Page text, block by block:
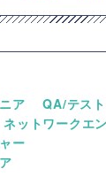
ア
QA/テス
ネットワークエ
ー